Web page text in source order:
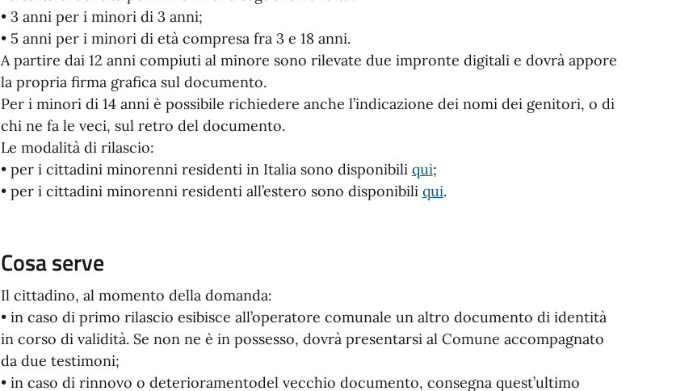
• 3 anni per i minori di 3 anni;
• 5 anni per i minori di età compresa fra 3 e 18 anni.
A partire dai 12 anni compiuti al minore sono rilevate due impronte digitali e dovrà appore
la propria firma grafica sul documento.
Per i minori di 14 anni è possibile richiedere anche l’indicazione dei nomi dei genitori, o di
chi ne fa le veci, sul retro del documento.
Le modalità di rilascio:
• per i cittadini minorenni residenti in Italia sono disponibili qui;
• per i cittadini minorenni residenti all’estero sono disponibili qui.
Cosa serve
Il cittadino, al momento della domanda:
• in caso di primo rilascio esibisce all’operatore comunale un altro documento di identità
in corso di validità. Se non ne è in possesso, dovrà presentarsi al Comune accompagnato
da due testimoni;
• in caso di rinnovo o deterioramentodel vecchio documento, consegna quest’ultimo